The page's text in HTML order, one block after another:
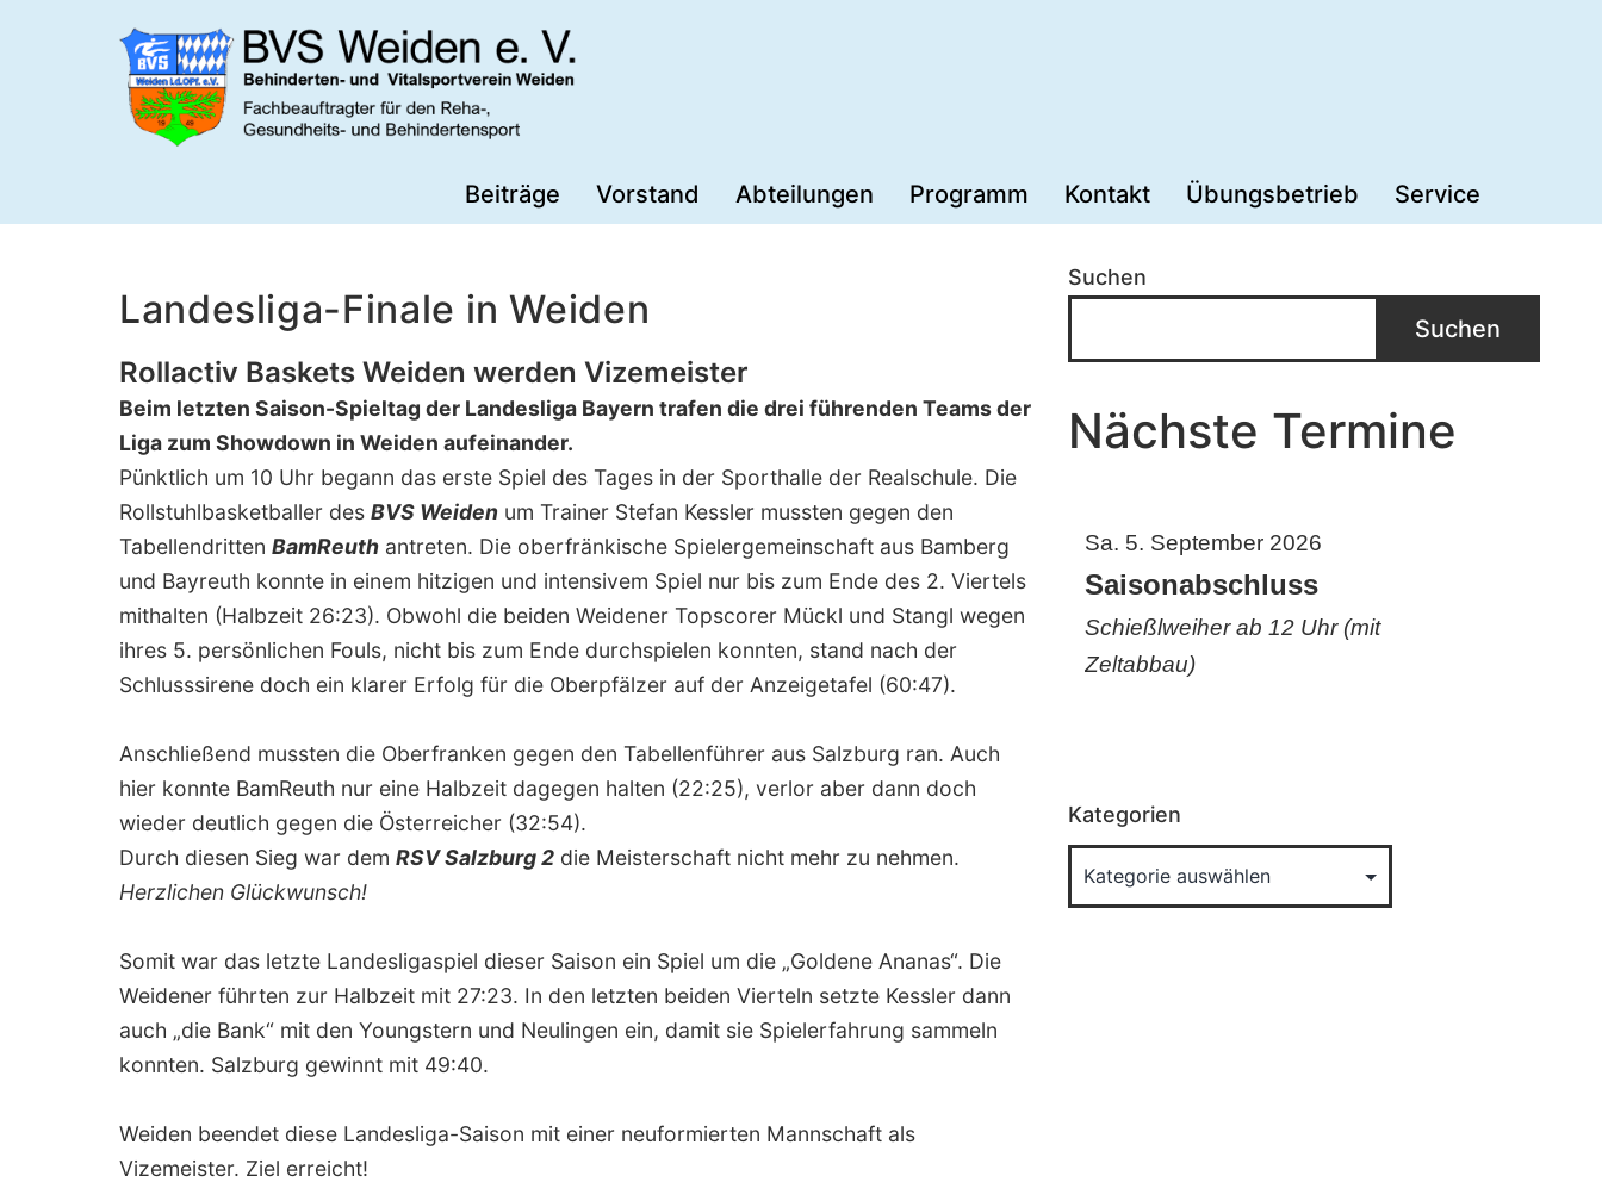
Beiträge Vorstand Abteilungen Programm Kontakt Übungsbetrieb Service
Landesliga-Finale in Weiden
Rollactiv Baskets Weiden werden Vizemeister
Beim letzten Saison-Spieltag der Landesliga Bayern trafen die drei führenden Teams der
Liga zum Showdown in Weiden aufeinander.
Pünktlich um 10 Uhr begann das erste Spiel des Tages in der Sporthalle der Realschule. Die
Rollstuhlbasketballer des BVS Weiden um Trainer Stefan Kessler mussten gegen den
Tabellendritten BamReuth antreten. Die oberfränkische Spielergemeinschaft aus Bamberg
und Bayreuth konnte in einem hitzigen und intensivem Spiel nur bis zum Ende des 2. Viertels
mithalten (Halbzeit 26:23). Obwohl die beiden Weidener Topscorer Mückl und Stangl wegen
ihres 5. persönlichen Fouls, nicht bis zum Ende durchspielen konnten, stand nach der
Schlusssirene doch ein klarer Erfolg für die Oberpfälzer auf der Anzeigetafel (60:47).
Anschließend mussten die Oberfranken gegen den Tabellenführer aus Salzburg ran. Auch
hier konnte BamReuth nur eine Halbzeit dagegen halten (22:25), verlor aber dann doch
wieder deutlich gegen die Österreicher (32:54).
Durch diesen Sieg war dem RSV Salzburg 2 die Meisterschaft nicht mehr zu nehmen.
Herzlichen Glückwunsch!
Somit war das letzte Landesligaspiel dieser Saison ein Spiel um die „Goldene Ananas“. Die
Weidener führten zur Halbzeit mit 27:23. In den letzten beiden Vierteln setzte Kessler dann
auch „die Bank“ mit den Youngstern und Neulingen ein, damit sie Spielerfahrung sammeln
konnten. Salzburg gewinnt mit 49:40.
Weiden beendet diese Landesliga-Saison mit einer neuformierten Mannschaft als
Vizemeister. Ziel erreicht!
Suchen
Suchen
Nächste Termine
Sa. 5. September 2026
Saisonabschluss
Schießlweiher ab 12 Uhr (mit
Zeltabbau)
Kategorien